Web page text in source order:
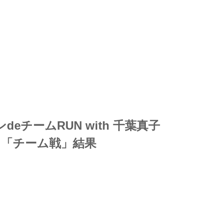
deチームRUN with 千葉真子
「チーム戦」結果